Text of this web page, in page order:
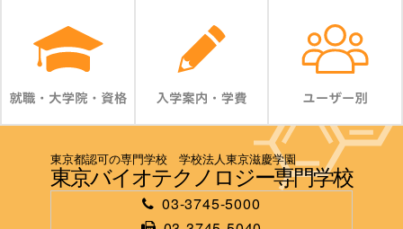
東京都認可の専門学校 学校法人東京滋慶学園
東京バイオテクノロジー専門学校
03-3745-5000